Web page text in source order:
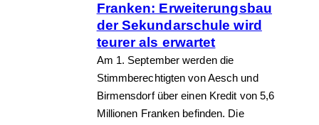
Franken: Erweiterungsbau
der Sekundarschule wird
teurer als erwartet
Am 1. September werden die
Stimmberechtigten von Aesch und
Birmensdorf über einen Kredit von 5,6
Millionen Franken befinden. Die